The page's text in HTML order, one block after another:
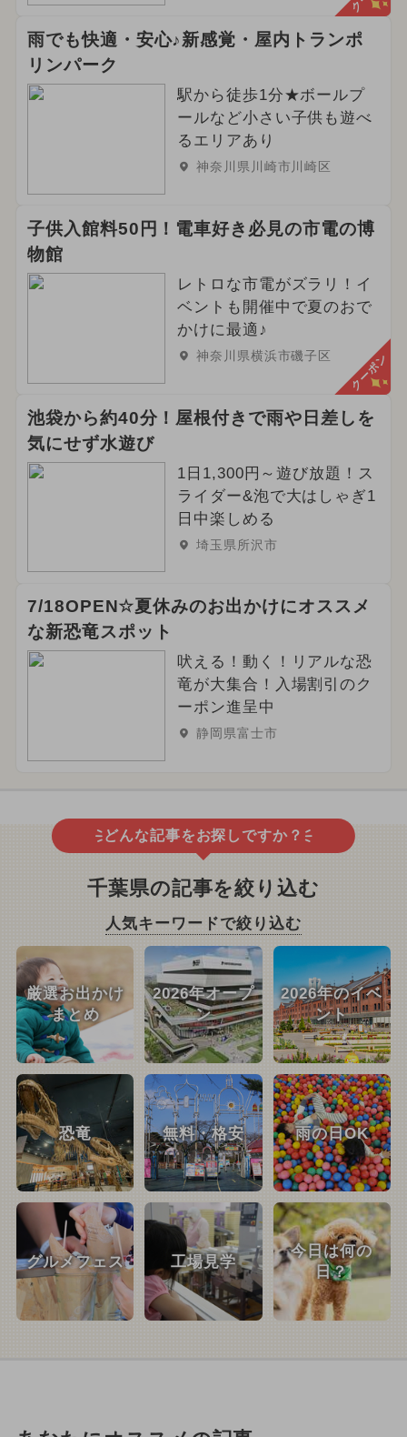
雨でも快適・安心♪新感覚・屋内トランポ
リンパーク
駅から徒歩1分★ボールプ
ールなど小さい子供も遊べ
るエリアあり
神奈川県川崎市川崎区
子供入館料50円！電車好き必見の市電の博
物館
レトロな市電がズラリ！イ
ベントも開催中で夏のおで
かけに最適♪
神奈川県横浜市磯子区 クーポン
池袋から約40分！屋根付きで雨や日差しを
気にせず水遊び
1日1,300円～遊び放題！ス
ライダー&泡で大はしゃぎ1
日中楽しめる
埼玉県所沢市
7/18OPEN☆夏休みのお出かけにオススメ
な新恐竜スポット
吠える！動く！リアルな恐
竜が大集合！入場割引のク
ーポン進呈中
静岡県富士市
どんな記事をお探しですか？
千葉県の記事を絞り込む
人気キーワードで絞り込む
厳選お出かけ
まとめ
2026年オープ
ン
2026年のイベ
ント
恐竜 無料・格安 雨の日OK
グルメフェス 工場見学
今日は何の
日？